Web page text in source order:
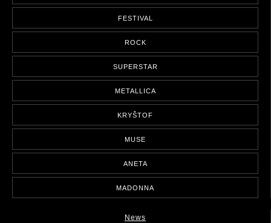
FESTIVAL
ROCK
SUPERSTAR
METALLICA
KRYŠTOF
MUSE
ANETA
MADONNA
News